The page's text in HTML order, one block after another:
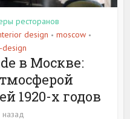
ресторанов
design • moscow •
design
в Москве:
1920-х годов